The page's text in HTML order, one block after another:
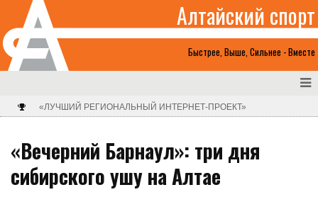
Быстрее, Выше, Сильнее - Вместе
Алтайский спорт
«ЛУЧШИЙ РЕГИОНАЛЬНЫЙ ИНТЕРНЕТ-ПРОЕКТ»
«Вечерний Барнаул»: три дня
сибирского ушу на Алтае